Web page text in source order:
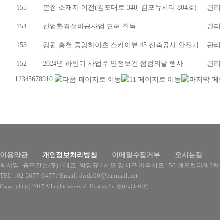
155 본점 소재지 이전(김포대로 340, 김포뉴시티 804호) 관
154 산업환경설비공사업 면허 취득 관
153 강원 홍천 중앙하이츠 스카이뷰 45 신축공사 안전기.. 관
152 2024년 하반기 사업주 안전보건 점검의날 행사 관
1 2345678910
이용약관 개인정보처리방침 이메일수집거부
오시는길
회사명: 동우건설(주) / 대표: 박영규 / 서울 강서구 마곡서로 158 센트럴타워2
TEL : 02-2677-0477 / Email: dwdc00@hanmail.net
Copyright (c) 2017 All rights reserved. Hosting by 오마이사이트